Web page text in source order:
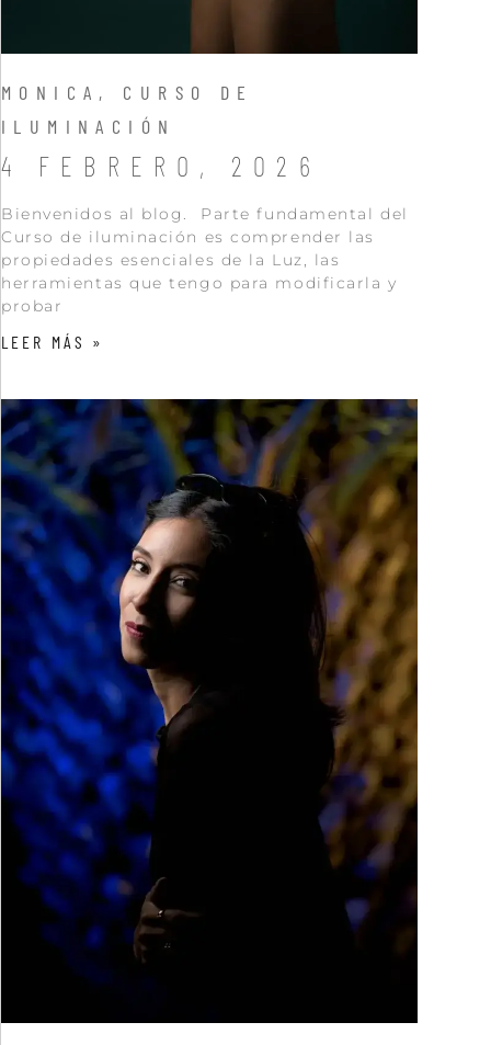
MONICA, CURSO DE
ILUMINACIÓN
4 FEBRERO, 2026
Bienvenidos al blog. Parte fundamental del
Curso de iluminación es comprender las
propiedades esenciales de la Luz, las
herramientas que tengo para modificarla y
probar
LEER MÁS »